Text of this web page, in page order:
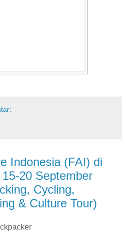
Indonesia (FAI) di
20 September
Cycling,
& Culture Tour)